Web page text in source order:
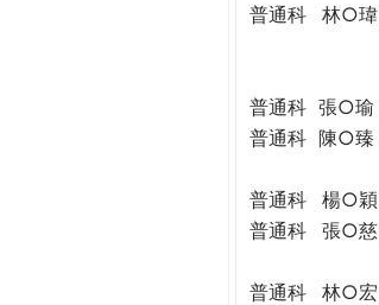
普通科
林○瑋
普通科 張○瑜
普通科 陳○臻
普通科
楊○穎
普通科
張○慈
普通科
林○宏